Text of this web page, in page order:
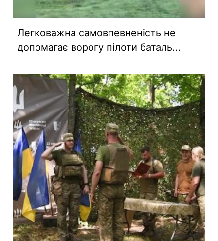
Легковажна самовпевненість не
допомагає ворогу пілоти баталь...